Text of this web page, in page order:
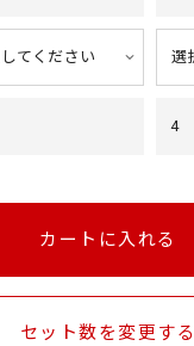
4
カートに入れる
セット数を変更する